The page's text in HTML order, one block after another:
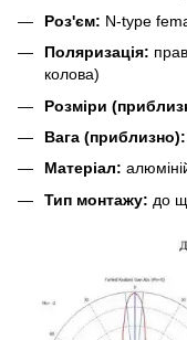
Роз'єм: N-type
Поляризація:
колова)
Розміри
Вага (приблизно):
Матеріал:
Тип монтажу: до